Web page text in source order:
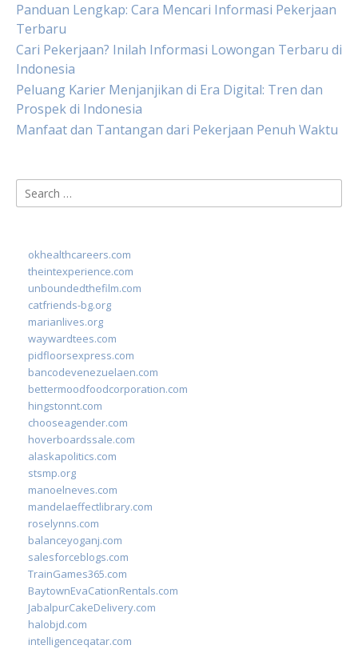
Panduan Lengkap: Cara Mencari Informasi Pekerjaan
Terbaru
Cari Pekerjaan? Inilah Informasi Lowongan Terbaru di
Indonesia
Peluang Karier Menjanjikan di Era Digital: Tren dan
Prospek di Indonesia
Manfaat dan Tantangan dari Pekerjaan Penuh Waktu
Search
for:
okhealthcareers.com
theintexperience.com
unboundedthefilm.com
catfriends-bg.org
marianlives.org
waywardtees.com
pidfloorsexpress.com
bancodevenezuelaen.com
bettermoodfoodcorporation.com
hingstonnt.com
chooseagender.com
hoverboardssale.com
alaskapolitics.com
stsmp.org
manoelneves.com
mandelaeffectlibrary.com
roselynns.com
balanceyoganj.com
salesforceblogs.com
TrainGames365.com
BaytownEvaCationRentals.com
JabalpurCakeDelivery.com
halobjd.com
intelligenceqatar.com